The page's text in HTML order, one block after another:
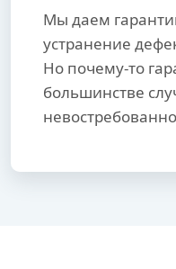
Мы даем
устранение
Но почему-то
большинстве